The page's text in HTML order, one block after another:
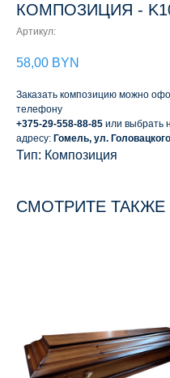
КОМПОЗИЦИЯ -
Артикул:
58,00 BYN
Заказать композицию можно
телефону
+375-29-558-88-85 или выбрать
адресу: Гомель, ул.
Тип: Композиция
СМОТРИТЕ ТАКЖЕ